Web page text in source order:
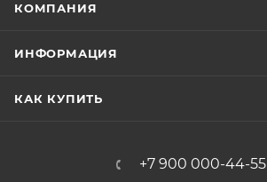
КОМПАНИЯ
ИНФОРМАЦИЯ
КАК КУПИТЬ
+7 900 000-44-55